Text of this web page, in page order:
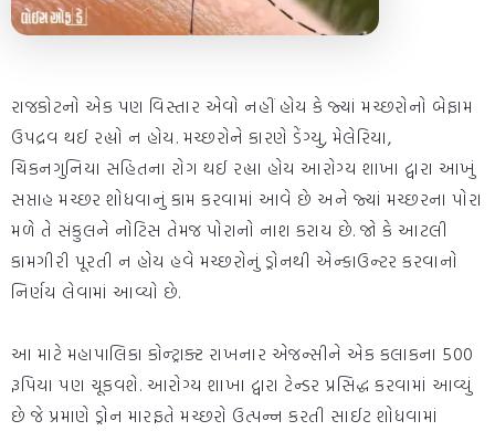
રાજકોટનો એક પણ વિસ્તાર એવો નહીં હોય કે જ્યાં મચ્છરોનો બેફામ
ઉપદ્રવ થઈ રહ્યો ન હોય. મચ્છરોને કારણે ડેંગ્યુ, મેલેરિયા,
ચિકનગુનિયા સહિતના રોગ થઈ રહ્યા હોય આરોગ્ય શાખા દ્વારા આખું
સપ્તાહ મચ્છર શોધવાનું કામ કરવામાં આવે છે અને જ્યાં મચ્છરના પોરા
મળે તે સંકુલને નોટિસ તેમજ પોરાનો નાશ કરાય છે. જો કે આટલી
કામગીરી પૂરતી ન હોય હવે મચ્છરોનું ડ્રોનથી એન્કાઉન્ટર કરવાનો
નિર્ણય લેવામાં આવ્યો છે.
આ માટે મહાપાલિકા કોન્ટ્રાક્ટ રાખનાર એજન્સીને એક કલાકના 500
રૂપિયા પણ ચૂકવશે. આરોગ્ય શાખા દ્વારા ટેન્ડર પ્રસિદ્ધ કરવામાં આવ્યું
છે જે પ્રમાણે ડ્રોન મારફતે મચ્છરો ઉત્પન્ન કરતી સાઈટ શોધવામાં